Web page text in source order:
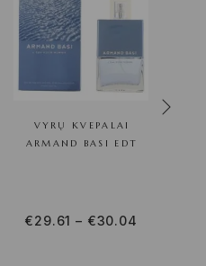
VYRŲ KVEPALAI
ARMAND BASI EDT
€29.61 – €30.04